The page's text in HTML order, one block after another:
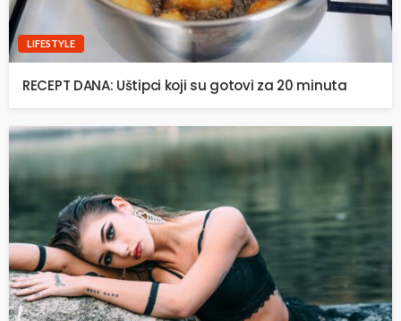
LIFESTYLE
RECEPT DANA: Uštipci koji su gotovi za 20 minuta